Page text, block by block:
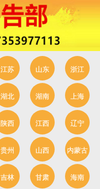
江苏 山东 浙江
湖北 湖南 上海
陕西 江西 辽宁
贵州 山西 内蒙古
吉林 甘肃 海南